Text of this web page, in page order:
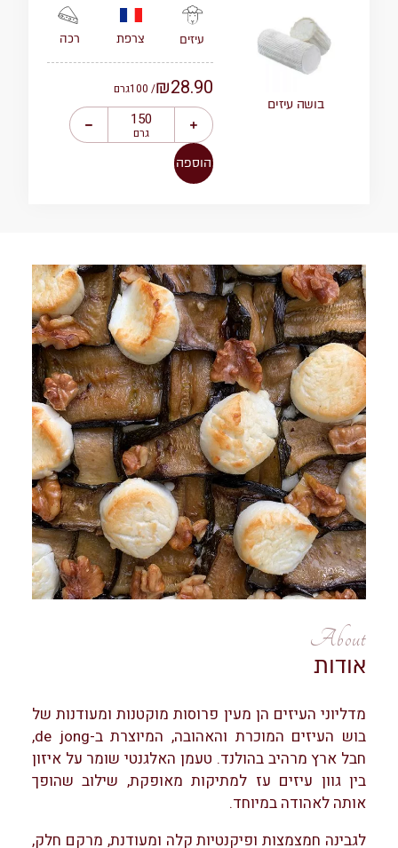
בושה עיזים
עיזים צרפת רכה
₪28.90
/ 100 גרם
גרם
הוספה
About
אודות
מדליוני העיזים הן מעין פרוסות מוקטנות ומעודנות של
בוש העיזים המוכרת והאהובה, המיוצרת ב-de jong,
חבל ארץ מרהיב בהולנד. טעמן האלגנטי שומר על איזון
בין גוון עיזים עז למתיקות מאופקת, שילוב שהופך
אותה לאהודה במיוחד.
לגבינה חמצמצות ופיקנטיות קלה ומעודנת, מרקם חלק,